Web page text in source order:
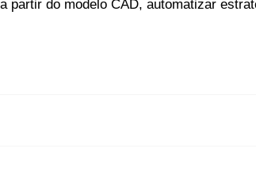
partir do modelo CAD, automatizar